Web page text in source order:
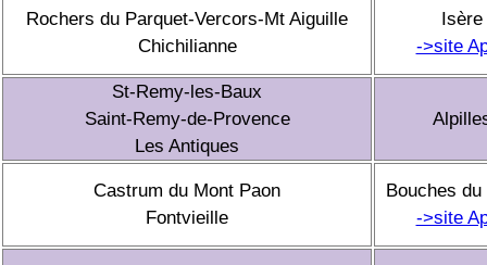
Rochers du Parquet-Vercors-Mt Aiguille
Chichilianne
Isère
->site
St-Remy-les-Baux
Saint-Remy-de-Provence
Les Antiques
Castrum du Mont Paon
Fontvieille
Bouches du
->site